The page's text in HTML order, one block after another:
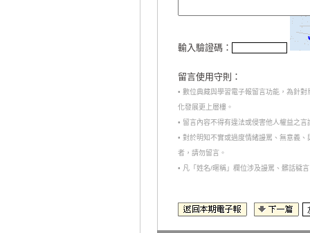
輸入驗證碼：
留言使用守則：
• 數位典藏與學習電子報留言功能，為針
化發展更上層樓。
• 留言內容不得有違法或侵害他人權益之
• 對於明知不實或過度情緒謾罵、無意義
者，請勿留言。
• 凡「姓名/暱稱」欄位涉及謾罵、髒話穢